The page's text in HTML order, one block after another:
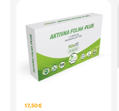
17,50 €